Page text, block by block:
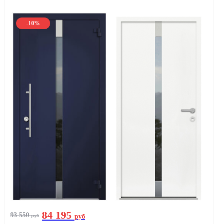
-10%
93 550руб 84 195 руб